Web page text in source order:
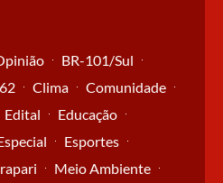
BR-101/Sul
Clima
Comunidade
Edital
Educação
Esportes
Meio Ambiente